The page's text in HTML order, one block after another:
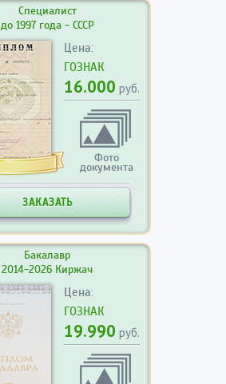
Специалист
до 1997 года - СССР
Цена:
ГОЗНАК
16.000 руб.
Фото
документа
ЗАКАЗАТЬ
Бакалавр
2014-2026 Киржач
Цена:
ГОЗНАК
19.990 руб.